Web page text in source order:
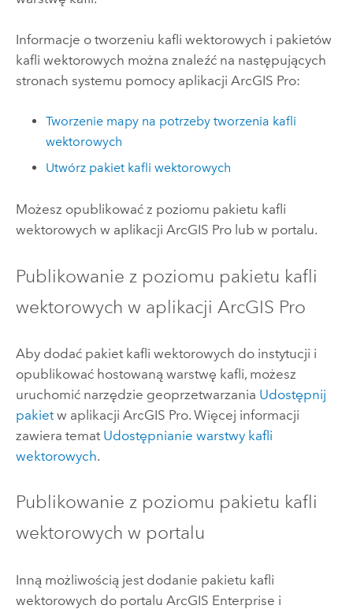
Informacje o tworzeniu kafli wektorowych i pakietów
kafli wektorowych można znaleźć na następujących
stronach systemu pomocy aplikacji ArcGIS Pro:
Tworzenie mapy na potrzeby tworzenia kafli
wektorowych
Utwórz pakiet kafli wektorowych
Możesz opublikować z poziomu pakietu kafli
wektorowych w aplikacji ArcGIS Prolub w portalu.
Publikowanie z poziomu pakietu kafli
wektorowych w aplikacji ArcGIS Pro
Aby dodać pakiet kafli wektorowych do instytucji i
opublikować hostowaną warstwę kafli, możesz
uruchomić narzędzie geoprzetwarzania Udostępnij
pakietw aplikacji ArcGIS Pro. Więcej informacji
zawiera temat Udostępnianie warstwy kafli
wektorowych.
Publikowanie z poziomu pakietu kafli
wektorowych w portalu
Inną możliwością jest dodanie pakietu kafli
wektorowych do portalu ArcGIS Enterprise i